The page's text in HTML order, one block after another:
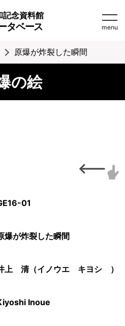
記念資料館
タベース menu
原爆が炸裂した瞬間
の絵
01
爆が炸裂した瞬間
上 清（イノウエ キヨシ ）
Inoue